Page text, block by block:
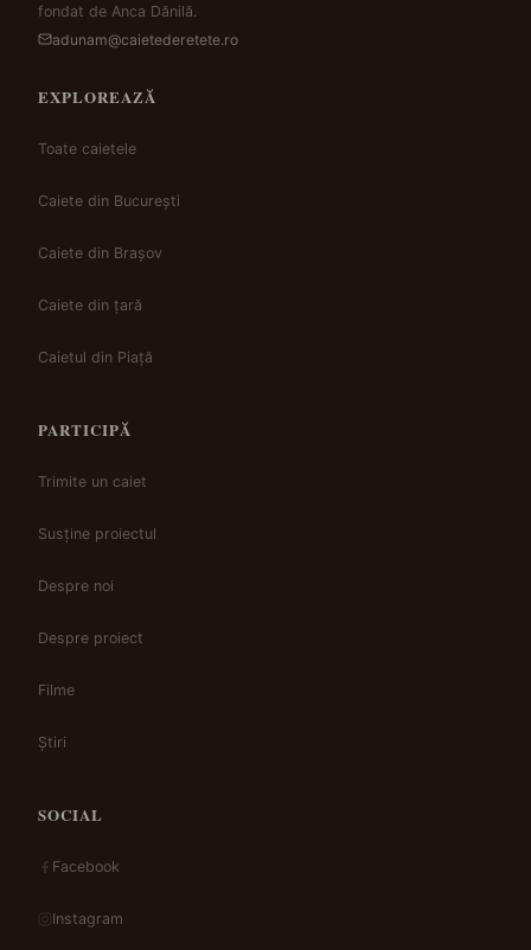
fondat de Anca Dănilă.
adunam@caietederetete.ro
EXPLOREAZĂ
Toate caietele
Caiete din București
Caiete din Brașov
Caiete din țară
Caietul din Piață
PARTICIPĂ
Trimite un caiet
Susține proiectul
Despre noi
Despre proiect
Filme
Știri
SOCIAL
Facebook
Instagram